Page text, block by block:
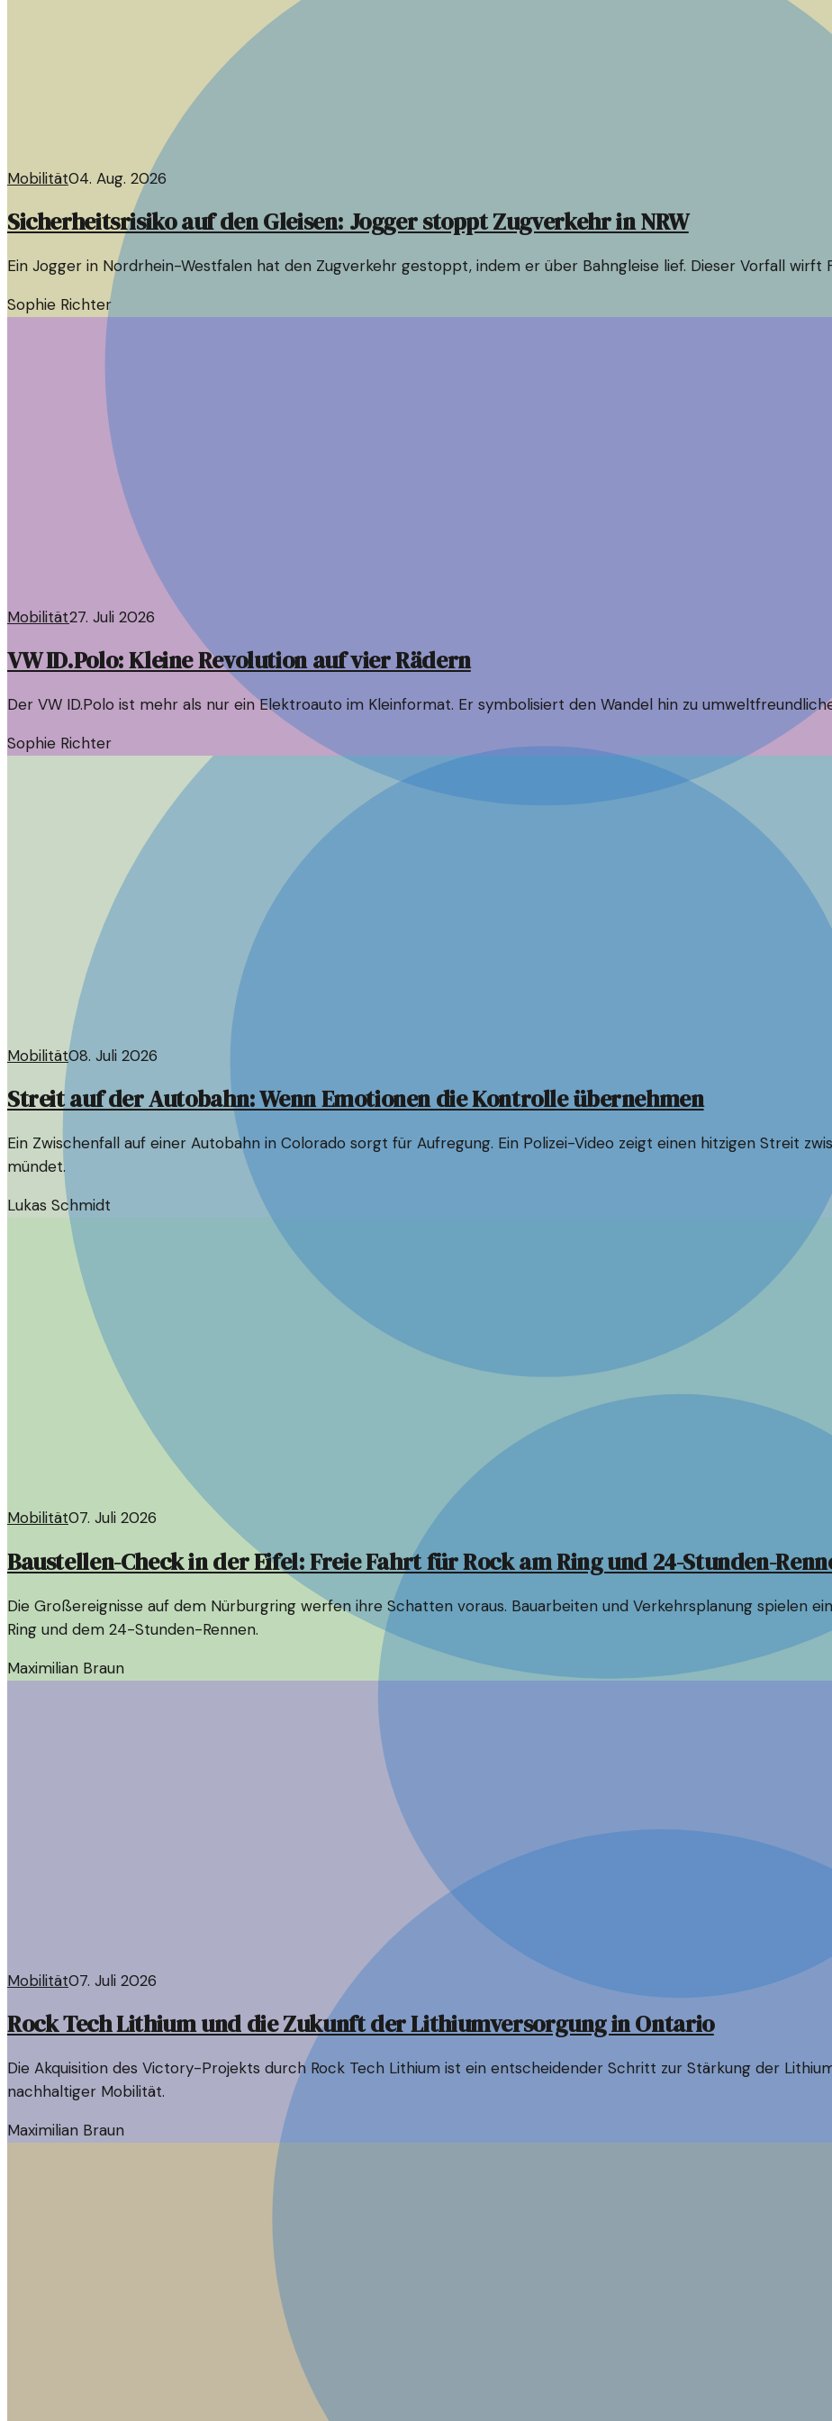
Mobilität04. Aug. 2026
Sicherheitsrisiko auf den Gleisen: Jogger stoppt Zugverkehr in NRW
Ein Jogger in Nordrhein-Westfalen hat den Zugverkehr gestoppt, indem er über Bahngleise lief. Dieser Vorfall wirft
Sophie Richter
Mobilität27. Juli 2026
VW ID.Polo: Kleine Revolution auf vier Rädern
Der VW ID.Polo ist mehr als nur ein Elektroauto im Kleinformat. Er symbolisiert den Wandel hin zu
Sophie Richter
Mobilität08. Juli 2026
Streit auf der Autobahn: Wenn Emotionen die Kontrolle übernehmen
Ein Zwischenfall auf einer Autobahn in Colorado sorgt für Aufregung. Ein Polizei-Video zeigt einen hitzigen Streit
mündet.
Lukas Schmidt
Mobilität07. Juli 2026
Baustellen-Check in der Eifel: Freie Fahrt für Rock am Ring und 24-Stunden-
Die Großereignisse auf dem Nürburgring werfen ihre Schatten voraus. Bauarbeiten und Verkehrsplanung spielen
Ring und dem 24-Stunden-Rennen.
Maximilian Braun
Mobilität07. Juli 2026
Rock Tech Lithium und die Zukunft der Lithiumversorgung in Ontario
Die Akquisition des Victory-Projekts durch Rock Tech Lithium ist ein entscheidender Schritt zur Stärkung der
nachhaltiger Mobilität.
Maximilian Braun